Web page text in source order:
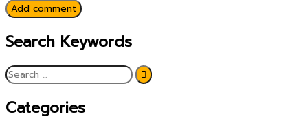
Add comment
Search Keywords
Categories